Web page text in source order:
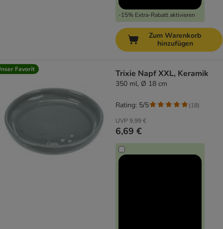
-15% Extra-Rabatt aktivieren
Zum Warenkorb
hinzufügen
Favorit Trixie Napf XXL, Keramik
350 ml, Ø 18 cm
UVP 9,99 €
6,69 €
Rating: 5/5 (18)